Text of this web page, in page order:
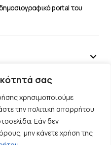
σας
χρησιμοποιούμε
την πολιτική απορρήτου
Εάν δεν
μην κάνετε χρήση της
portal του